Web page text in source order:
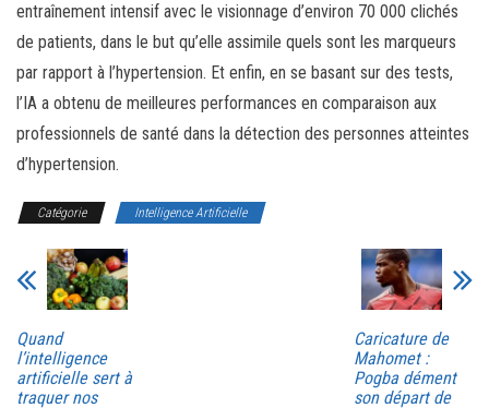
entraînement intensif avec le visionnage d’environ 70 000 clichés
de patients, dans le but qu’elle assimile quels sont les marqueurs
par rapport à l’hypertension. Et enfin, en se basant sur des tests,
l’IA a obtenu de meilleures performances en comparaison aux
professionnels de santé dans la détection des personnes atteintes
d’hypertension.
Catégorie Intelligence Artificielle
Quand
l’intelligence
artificielle sert à
traquer nos
Caricature de
Mahomet :
Pogba dément
son départ de